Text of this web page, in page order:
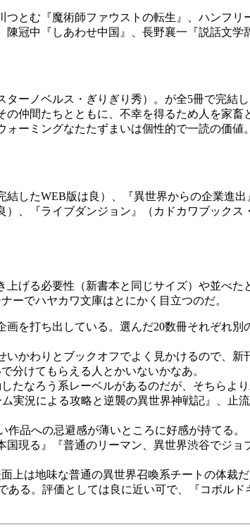
とむ『魔術師ファウストの転生』、ハンフ
冠中『しあわせ中国』、長野襄一『説話文
ターノベルス・ぎりぎり秀）。が全5冊で完結
仲間たちとともに、不幸を得るため人を家
ーミングなたたずまいは個性的で一読の価
したWEB版は良）、『異世界からの企業進
、『ライブダンジョン』（カドカワブック
げる必要性（新書本と同じサイズ）や並べ
ーでハヤカワ文庫はとにかく目立つのだ。
を打ち出している。選んだ20数冊それぞれ
かわりとブックオフでよく見かけるので、
分けてもらえる人とかいないかなあ。
なろう系レーベルがあるのだが、そちらよ
実況による攻略と逆襲の異世界神戦記』、止
作品への忌避感が薄いところに好感が持てる
現る』『普通のリーマン、異世界渋谷でジ
は地味な普通の異世界召喚系チートの体裁
る。評価としては良に近い可で、『コボル